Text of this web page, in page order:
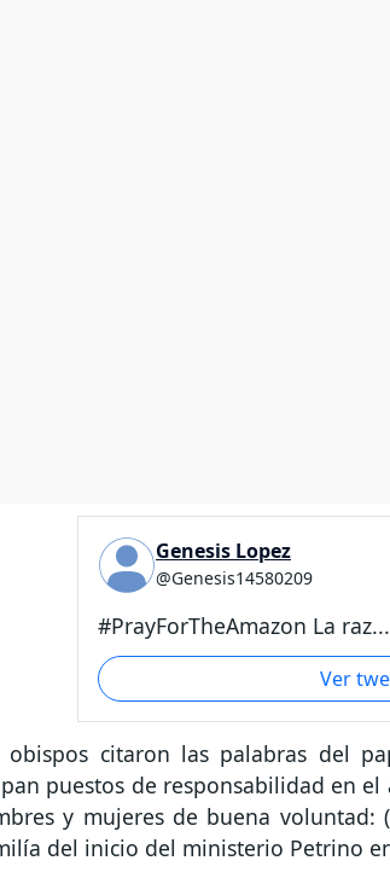
Genesis Lopez
@Genesis14580209
#PrayForTheAmazon La raz...
Ver
obispos citaron las palabras del
puestos de responsabilidad en
y mujeres de buena voluntad:
del inicio del ministerio Petrino